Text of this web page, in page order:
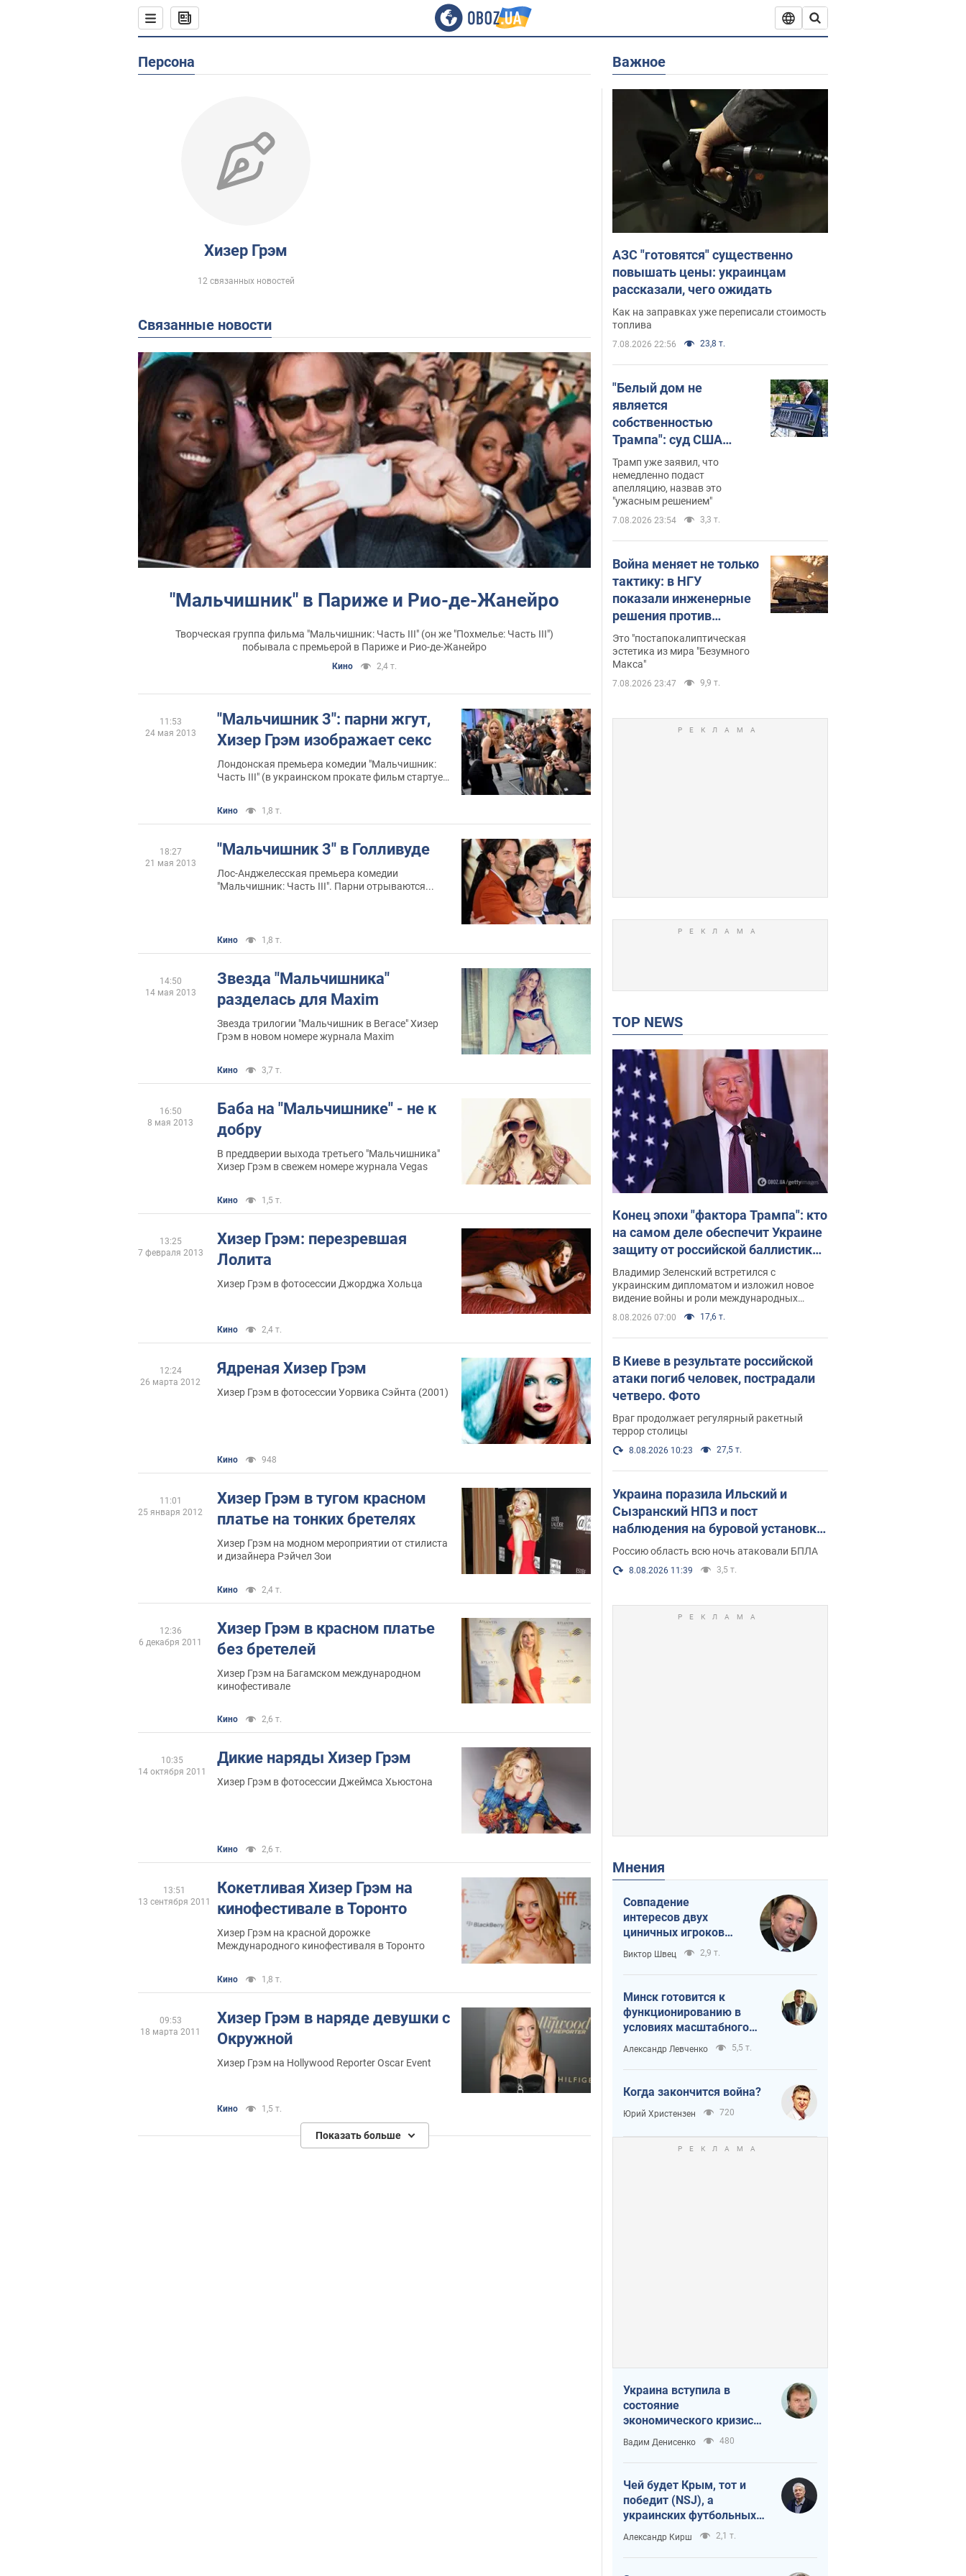
Персона
Хизер Грэм
12 связанных новостей
Связанные новости
"Мальчишник" в Париже и Рио-де-Жанейро
Творческая группа фильма "Мальчишник: Часть ІІІ" (он же "Похмелье: Часть ІІІ")
побывала с премьерой в Париже и Рио-де-Жанейро
Кино 2,4 т.
"Мальчишник 3": парни жгут,
Хизер Грэм изображает секс
Лондонская премьера комедии "Мальчишник:
Часть III" (в украинском прокате фильм стартует
Кино 1,8 т.
11:53
24 мая 2013
"Мальчишник 3" в Голливуде
Лос-Анджелесская премьера комедии
"Мальчишник: Часть III". Парни отрываются...
Кино 1,8 т.
18:27
21 мая 2013
Звезда "Мальчишника"
разделась для Maxim
Звезда трилогии "Мальчишник в Вегасе" Хизер
Грэм в новом номере журнала Maxim
Кино 3,7 т.
14:50
14 мая 2013
Баба на "Мальчишнике" - не к
добру
В преддверии выхода третьего "Мальчишника"
Хизер Грэм в свежем номере журнала Vegas
Кино 1,5 т.
16:50
8 мая 2013
Хизер Грэм: перезревшая
Лолита
Хизер Грэм в фотосессии Джорджа Хольца
Кино 2,4 т.
13:25
7 февраля 2013
Ядреная Хизер Грэм
Хизер Грэм в фотосессии Уорвика Сэйнта (2001)
Кино 948
12:24
26 марта 2012
Хизер Грэм в тугом красном
платье на тонких бретелях
Хизер Грэм на модном мероприятии от стилиста
и дизайнера Рэйчел Зои
Кино 2,4 т.
11:01
25 января 2012
Хизер Грэм в красном платье
без бретелей
Хизер Грэм на Багамском международном
кинофестивале
Кино 2,6 т.
12:36
6 декабря 2011
Дикие наряды Хизер Грэм
Хизер Грэм в фотосессии Джеймса Хьюстона
Кино 2,6 т.
10:35
14 октября 2011
Кокетливая Хизер Грэм на
кинофестивале в Торонто
Хизер Грэм на красной дорожке
Международного кинофестиваля в Торонто
Кино 1,8 т.
13:51
13 сентября 2011
Хизер Грэм в наряде девушки с
Окружной
Хизер Грэм на Hollywood Reporter Oscar Event
Кино 1,5 т.
09:53
18 марта 2011
Показать больше
Важное
АЗС "готовятся" существенно
повышать цены: украинцам
рассказали, чего ожидать
Как на заправках уже переписали стоимость
топлива
7.08.2026 22:56 23,8 т.
"Белый дом не
является
собственностью
Трампа": суд США
приостановил
строительство
бального зала
стоимостью 400 млн
долларов
Трамп уже заявил, что
немедленно подаст
апелляцию, назвав это
"ужасным решением"
7.08.2026 23:54 3,3 т.
Война меняет не только
тактику: в НГУ
показали инженерные
решения против
российских FPV-
дронов. Фото
Это "постапокалиптическая
эстетика из мира "Безумного
Макса"
7.08.2026 23:47 9,9 т.
TOP NEWS
Конец эпохи "фактора Трампа": кто
на самом деле обеспечит Украине
защиту от российской баллистики.
Интервью с Безсмертным
Владимир Зеленский встретился с
украинским дипломатом и изложил новое
видение войны и роли международных
партнеров в борьбе с Россией
8.08.2026 07:00 17,6 т.
В Киеве в результате российской
атаки погиб человек, пострадали
четверо. Фото
Враг продолжает регулярный ракетный
террор столицы
8.08.2026 10:23 27,5 т.
Украина поразила Ильский и
Сызранский НПЗ и пост
наблюдения на буровой установке
"Сиваш": Генштаб раскрыл детали.
Фото и видео
Россию область всю ночь атаковали БПЛА
8.08.2026 11:39 3,5 т.
Мнения
Совпадение
интересов двух
циничных игроков
или тайный план
Трампа и Путина?
Виктор Швец 2,9 т.
Минск готовится к
функционированию в
условиях масштабного
военного кризиса
Александр Левченко 5,5 т.
Когда закончится война?
Юрий Христензен 720
Украина вступила в
состояние
экономического кризиса.
Есть ли свет в конце
туннеля?
Вадим Денисенко 480
Чей будет Крым, тот и
победит (NSJ), а
украинских футбольных
чиновников могут
назвать убийцами
Александр Кирш 2,1 т.